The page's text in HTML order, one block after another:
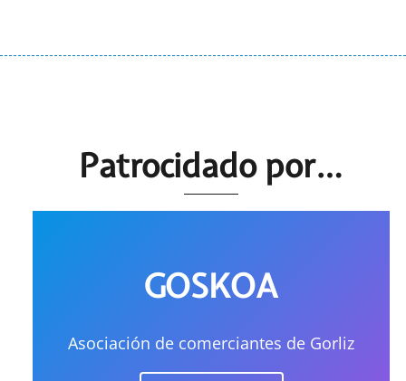
Patrocidado por…
GOSKOA
Asociación de comerciantes de Gorliz